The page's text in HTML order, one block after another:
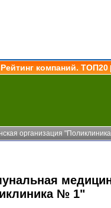
Рейтинг компаний. ТОП20
организация
№ 1"